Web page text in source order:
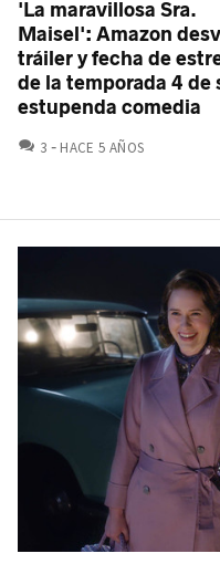
'La maravillosa Sra.
Maisel': Amazon
tráiler y fecha de
de la temporada 4 de
estupenda comedia
3 COMENTARIOS
HACE 5 AÑOS